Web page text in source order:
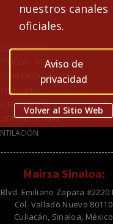
nuestros canales
oficiales.
Aviso de
privacidad
Volver al Sitio Web
VELOCIDAD
- WEG
INDUSTRIALES
NMRV
FRECUENCIA
INDUSTRIAL
Mairsa Sinaloa:
Blvd. Emiliano Zapata #2220
Col. Vallado Nuevo 80110
Culiacán, Sinaloa, México